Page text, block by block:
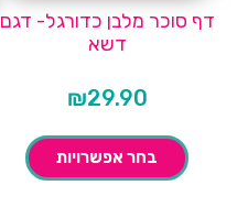
דף סוכר מלבן כדורגל- דגם
דשא
₪29.90
בחר אפשרויות